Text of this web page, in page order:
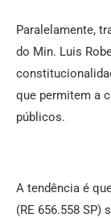
Paralelamente,
do Min. Luis
que permitem a
públicos.
A tendência é
(RE 656.558 SP)